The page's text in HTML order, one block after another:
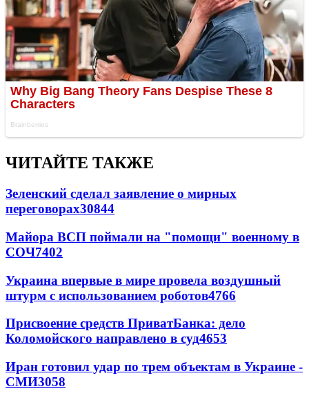
ЧИТАЙТЕ ТАКЖЕ
Зеленский сделал заявление о мирных
переговорах30844
Майора ВСП поймали на "помощи" военному в
СОЧ7402
Украина впервые в мире провела воздушный
штурм с использованием роботов4766
Присвоение средств ПриватБанка: дело
Коломойского направлено в суд4653
Иран готовил удар по трем объектам в Украине -
СМИ3058